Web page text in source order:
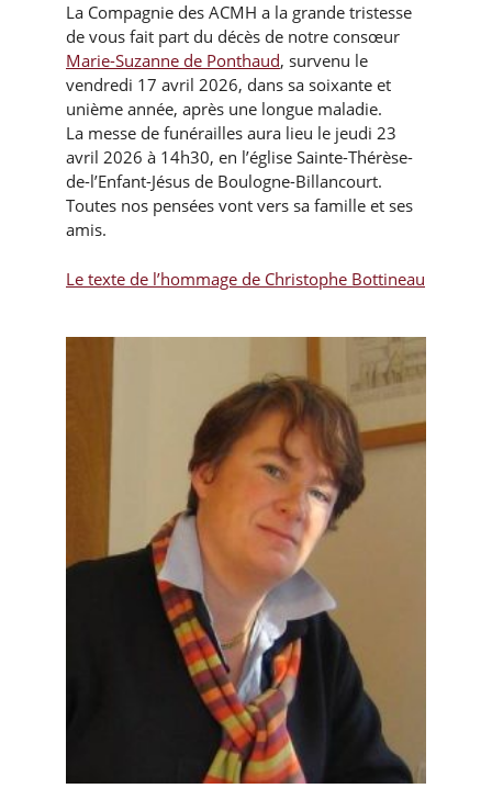
La Compagnie des ACMH a la grande tristesse
de vous fait part du décès de notre consœur
Marie-Suzanne de Ponthaud, survenu le
vendredi 17 avril 2026, dans sa soixante et
unième année, après une longue maladie.
La messe de funérailles aura lieu le jeudi 23
avril 2026 à 14h30, en l’église Sainte-Thérèse-
de-l’Enfant-Jésus de Boulogne-Billancourt.
Toutes nos pensées vont vers sa famille et ses
amis.
Le texte de l’hommage de Christophe Bottineau